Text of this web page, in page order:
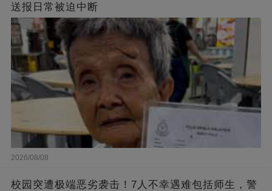
送报日常被迫中断
2026/08/08
校园突遭极端恶劣袭击！7人不幸遇难包括师生，警